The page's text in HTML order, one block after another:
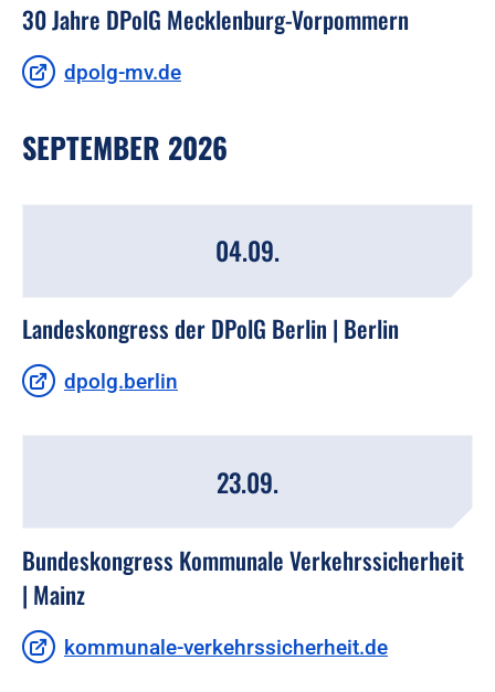
30 Jahre DPolG Mecklenburg-Vorpommern
dpolg-mv.de
SEPTEMBER 2026
04.09.
Landeskongress der DPolG Berlin | Berlin
dpolg.berlin
23.09.
Bundeskongress Kommunale Verkehrssicherheit
| Mainz
kommunale-verkehrssicherheit.de